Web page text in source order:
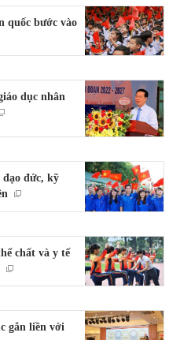
quốc bước vào
dục nhân
đức, kỹ
chất và y tế
gắn liền với